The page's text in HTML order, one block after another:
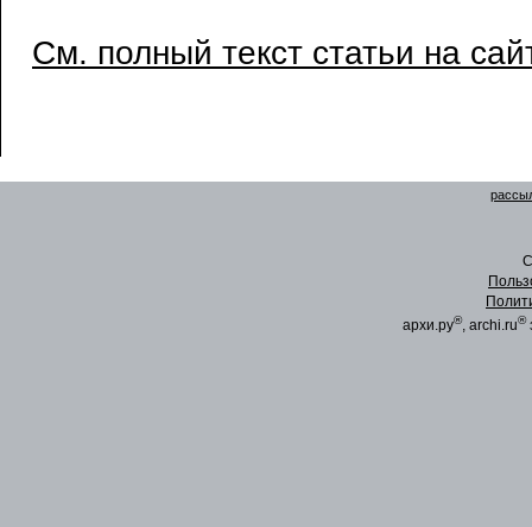
См. полный текст статьи на
архи.ру®, archi.ru®